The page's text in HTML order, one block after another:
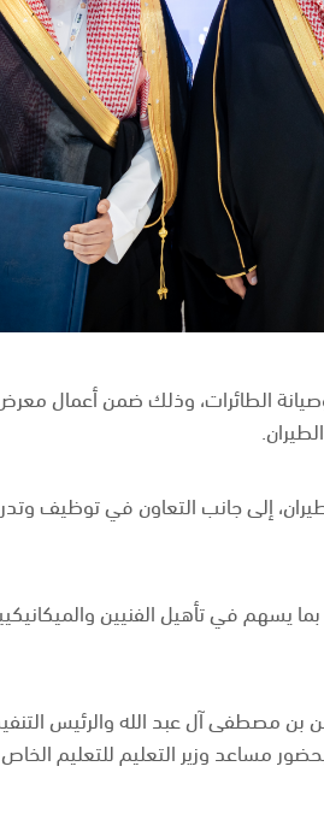
إلى جانب التعاون في توظيف
يسهم في تأهيل الفنيين
بن مصطفى آل عبد الله والرئيس
مساعد وزير التعليم للتعليم